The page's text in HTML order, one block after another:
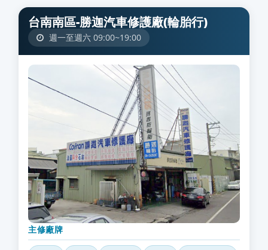
台南南區-勝迦汽車修護廠(輪胎行)
週一至週六 09:00~19:00
主修廠牌